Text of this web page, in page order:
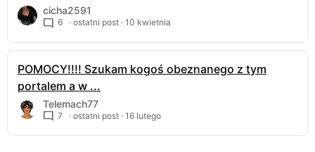
cicha2591
6 · ostatni post · 10 kwietnia
POMOCY!!!! Szukam kogoś obeznanego z tym
portalem a w ...
Telemach77
7 · ostatni post · 16 lutego